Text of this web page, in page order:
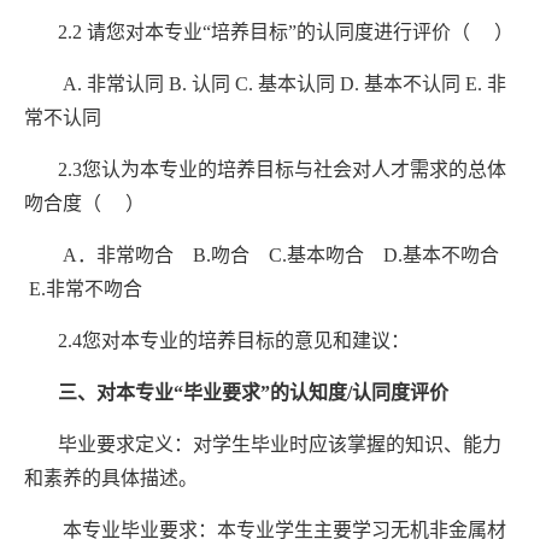
2.2 请您对本专业“培养目标”的认同度进行评价（ ）
A. 非常认同 B. 认同 C. 基本认同 D. 基本不认同 E. 非
常不认同
2.3您认为本专业的培养目标与社会对人才需求的总体
吻合度（ ）
A ．非常吻合 B.吻合 C.基本吻合 D.基本不吻合
E.非常不吻合
2.4您对本专业的培养目标的意见和建议：
三、对本专业“毕业要求”的认知度/认同度评价
毕业要求定义：对学生毕业时应该掌握的知识、能力
和素养的具体描述。
本专业毕业要求：本专业学生主要学习无机非金属材